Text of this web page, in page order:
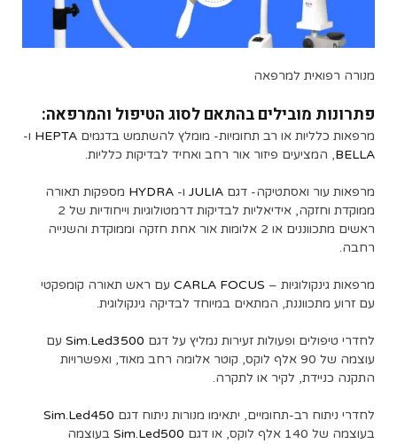
מנורה רפואית למרפאה
פתרונות מובילים בהתאם לסוג הטיפול והמרפאה:
מרפאות כלליות או רב תחומיות- מומלץ להשתמש בדגמים HEPTA ו-
BELLA, המציעים פיזור אור רחב ואחיד לבדיקות כלליות.
מרפאות עור ואסתטיקה- דגם JULIA ו- HYDRA מספקות תאורה
ממוקדת וחזקה, אידיאליות לבדיקות דרמטולוגיות וייחודיות של 2
ראשים מתכווננים או 2 אלומות אור אחת חזקה וממוקדת והשנייה
רחבה.
מרפאות גינקולוגיות – CARLA FOCUS עם ראש תאורה קומפקטי
עם זרוע מתכווננת, המתאים במיוחד לבדיקה גינקולוגית.
לחדרי טיפולים ופעולות זעירות נמליץ על דגם Sim.Led3500 עם
עוצמה של 90 אלף לוקס, קוטר אלומה רחב מאוד, ואפשרויות
התקנה כניידת, לקיר או לתקרה.
לחדרי ניתוח רב-תחומיים, יתאימו מנורות ניתוח דגם Sim.Led450
בעוצמה של 140 אלף לוקס, או דגם
Sim.Led500 בעוצמה